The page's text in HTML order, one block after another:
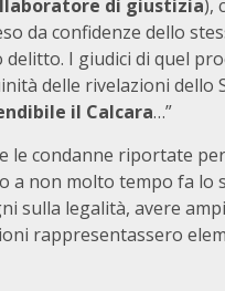
di giustizia),
da confidenze dello
I giudici di quel
delle rivelazioni dello
il Calcara…”
le condanne riportate
a non molto tempo fa lo
sulla legalità, avere
rappresentassero